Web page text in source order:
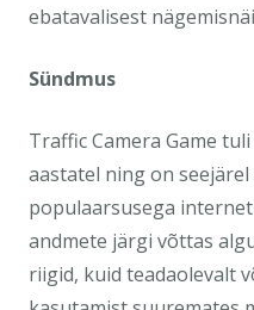
ebatavalisest
Sündmus
Traffic Camera Game
aastatel ning on
populaarsusega
andmete järgi võttas
riigid, kuid teadaolevalt